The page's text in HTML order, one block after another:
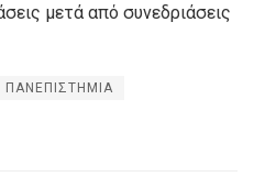
μετά από συνεδριάσεις
ΠΑΝΕΠΙΣΤΗΜΙΑ